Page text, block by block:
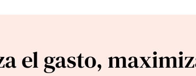
el gasto,